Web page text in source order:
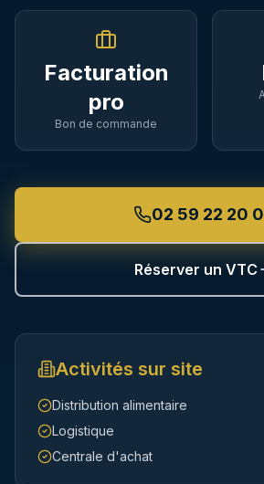
Excursions & Tourisme
Mont Saint-Michel, châteaux, Muscadet
Communes Desservies
02 59 22 20 00
Réserver mon VTC
Facturation
pro
Bon de commande
02 59 22 20
Réserver un VTC
Activités sur site
Distribution alimentaire
Logistique
Centrale d'achat